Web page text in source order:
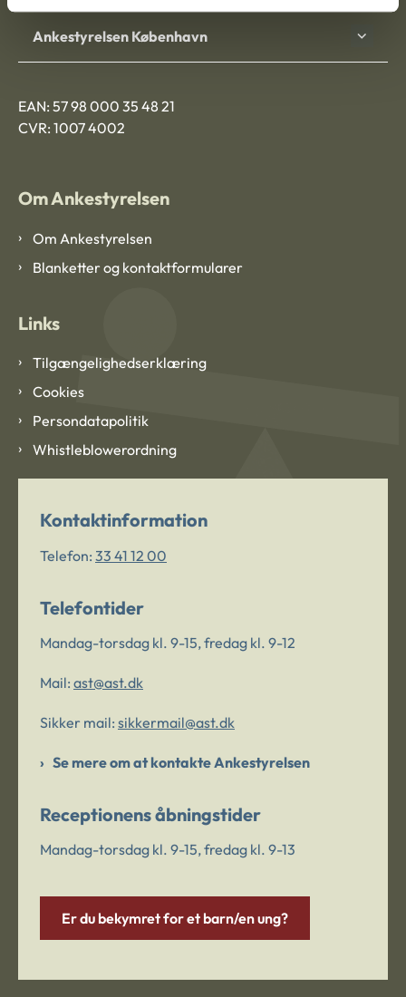
Ankestyrelsen København
EAN: 57 98 000 35 48 21
CVR: 1007 4002
Om Ankestyrelsen
Om Ankestyrelsen
Blanketter og kontaktformularer
Links
Tilgængelighedserklæring
Cookies
Persondatapolitik
Whistleblowerordning
Kontaktinformation
Telefon: 33 41 12 00
Telefontider
Mandag-torsdag kl. 9-15, fredag kl. 9-12
Mail: ast@ast.dk
Sikker mail: sikkermail@ast.dk
Se mere om at kontakte Ankestyrelsen
Receptionens åbningstider
Mandag-torsdag kl. 9-15, fredag kl. 9-13
Er du bekymret for et barn/en ung?